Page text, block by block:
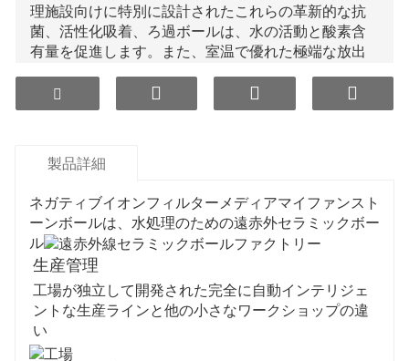
理施設向けに特別に設計されたこれらの革新的な抗
菌、活性化吸着、ろ過ボールは、水の活動と酸素含
有量を促進します。また、室温で優れた極端な放出
製品詳細
ネガティブイオンフィルターメディアマイファンスト
ーンボールは、水処理のための遠赤外セラミックボー
ル
生産管理
工場が独立して開発された完全に自動インテリジェ
ントな生産ラインと他の小さなワークショップの違
い